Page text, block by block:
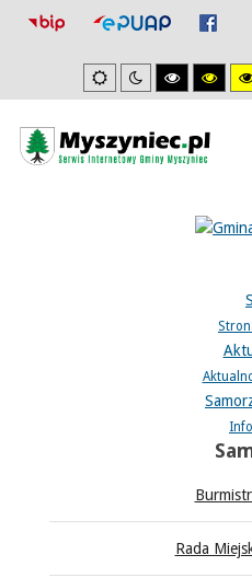
Ustawienia
domyslne
Tryb
nocny
Wysoki
kontrast
Rada